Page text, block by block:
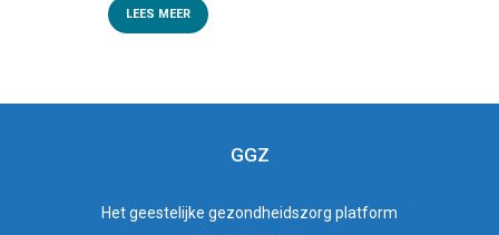
LEES MEER
GGZ
Hetgeestelijke gezondheidszorg platform